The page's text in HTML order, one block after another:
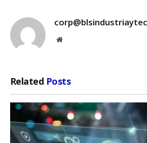
Website
Related Posts